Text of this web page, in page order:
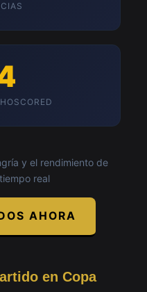
y el rendimiento de
real
AHORA
en Copa